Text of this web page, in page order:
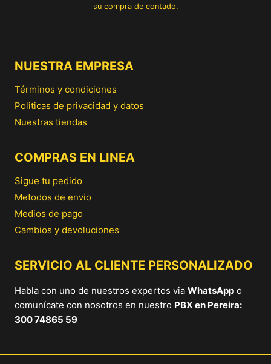
su compra de contado.
NUESTRA EMPRESA
Términos y condiciones
Politicas de privacidad y datos
Nuestras tiendas
COMPRAS EN LINEA
Sigue tu pedido
Metodos de envio
Medios de pago
Cambios y devoluciones
SERVICIO AL CLIENTE PERSONALIZADO
Habla con uno de nuestros expertos via WhatsApp o
comunícate con nosotros en nuestro PBX en Pereira:
300 74865 59